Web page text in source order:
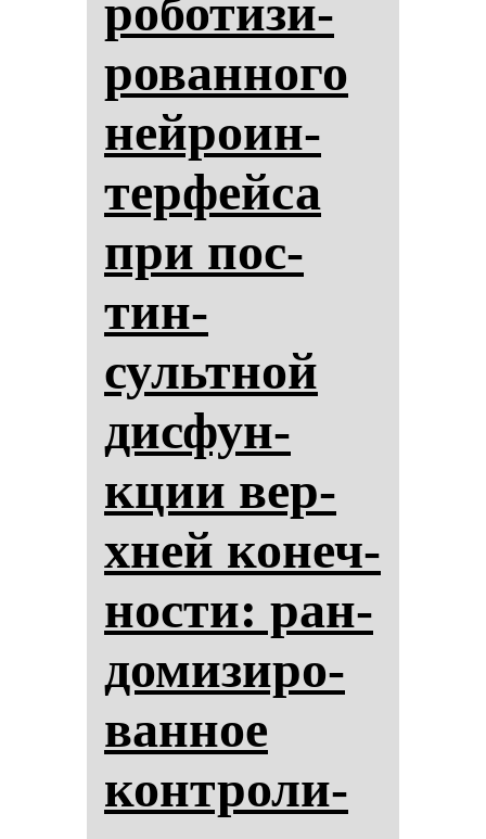
ро­бо­ти­зи­
ро­ван­но­го
ней­ро­ин­
тер­фей­са
при пос­
тин­
сультной
дис­фун­
кции вер­
хней ко­неч­
нос­ти: ран­
до­ми­зи­ро­
ван­ное
кон­тро­ли­